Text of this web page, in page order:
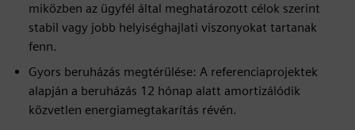
miközben az ügyfél által meghatározott célok szerint
stabil vagy jobb helyiséghajlati viszonyokat tartanak
fenn.
Gyors beruházás megtérülése: A referenciaprojektek
alapján a beruházás 12 hónap alatt amortizálódik
közvetlen energiamegtakarítás révén.